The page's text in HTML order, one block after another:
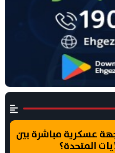
عسكرية مباشرة بين
المتحدة؟